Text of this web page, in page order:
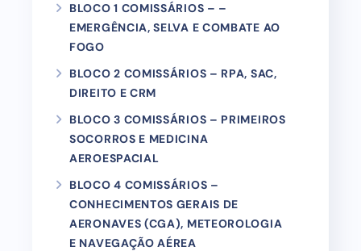
BLOCO 1 COMISSÁRIOS – –
EMERGÊNCIA, SELVA E COMBATE AO
FOGO
BLOCO 2 COMISSÁRIOS – RPA, SAC,
DIREITO E CRM
BLOCO 3 COMISSÁRIOS – PRIMEIROS
SOCORROS E MEDICINA
AEROESPACIAL
BLOCO 4 COMISSÁRIOS –
CONHECIMENTOS GERAIS DE
AERONAVES (CGA), METEOROLOGIA
E NAVEGAÇÃO AÉREA